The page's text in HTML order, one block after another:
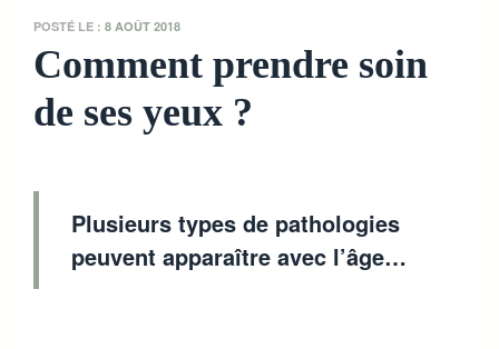
POSTÉ LE : 8 AOÛT 2018
Comment prendre soin
de ses yeux ?
Plusieurs types de pathologies
peuvent apparaître avec l’âge…